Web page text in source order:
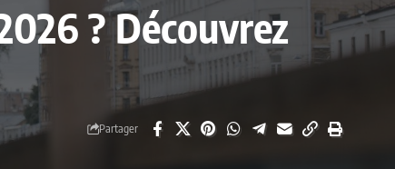
? Découvrez
Partager